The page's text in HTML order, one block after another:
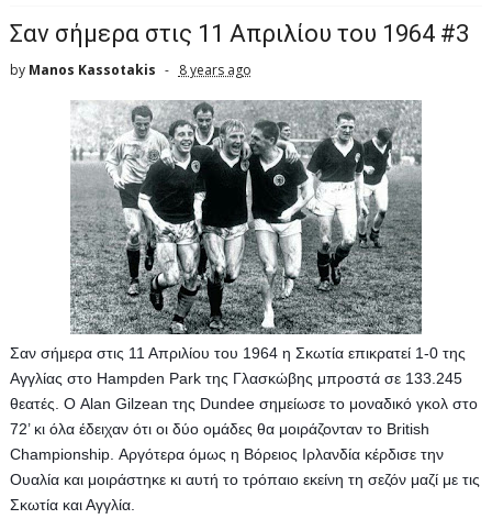
Σαν σήμερα στις 11 Απριλίου του 1964 #3
by Manos Kassotakis 8 years ago
Σαν σήμερα στις 11 Απριλίου του 1964 η Σκωτία επικρατεί 1-0 της
Αγγλίας στο Hampden Park της Γλασκώβης μπροστά σε 133.245
θεατές. Ο Alan Gilzean της Dundee σημείωσε το μοναδικό γκολ στο
72’ κι όλα έδειχαν ότι οι δύο ομάδες θα μοιράζονταν το British
Championship. Αργότερα όμως η Βόρειος Ιρλανδία κέρδισε την
Ουαλία και μοιράστηκε κι αυτή το τρόπαιο εκείνη τη σεζόν μαζί με τις
Σκωτία και Αγγλία.